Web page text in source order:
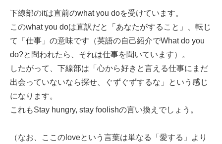
下線部のitは直前のwhat you doを受けています。
このwhat you doは直訳だと「あなたがすること」、転じ
て「仕事」の意味です（英語の自己紹介でWhat do you
do?と問われたら、それは仕事を聞いています）。
したがって、下線部は「心から好きと言える仕事にまだ
出会っていないなら探せ、ぐずぐずするな」という感じ
になります。
これもStay hungry, stay foolishの言い換えでしょう。
（なお、ここのloveという言葉は単なる「愛する」より